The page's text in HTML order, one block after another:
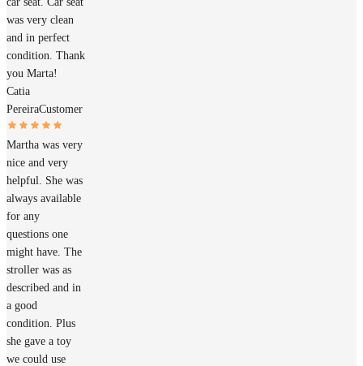
was very clean
and in perfect
condition. Thank
you Marta!
Catia
PereiraCustomer
Martha was very
nice and very
helpful. She was
always available
for any
questions one
might have. The
stroller was as
described and in
a good
condition. Plus
she gave a toy
we could use